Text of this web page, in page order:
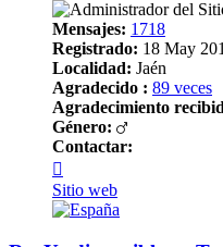
Mensajes: 1718
Registrado: 18 May
Localidad: Jaén
Agradecido : 89 veces
Agradecimiento
Género:
Contactar:
YoArnold83
Sitio web